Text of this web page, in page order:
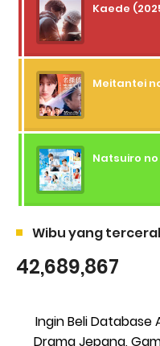
Kaede
Wibu yang
42,689,867
Ingin Beli Database
Drama Jepang,